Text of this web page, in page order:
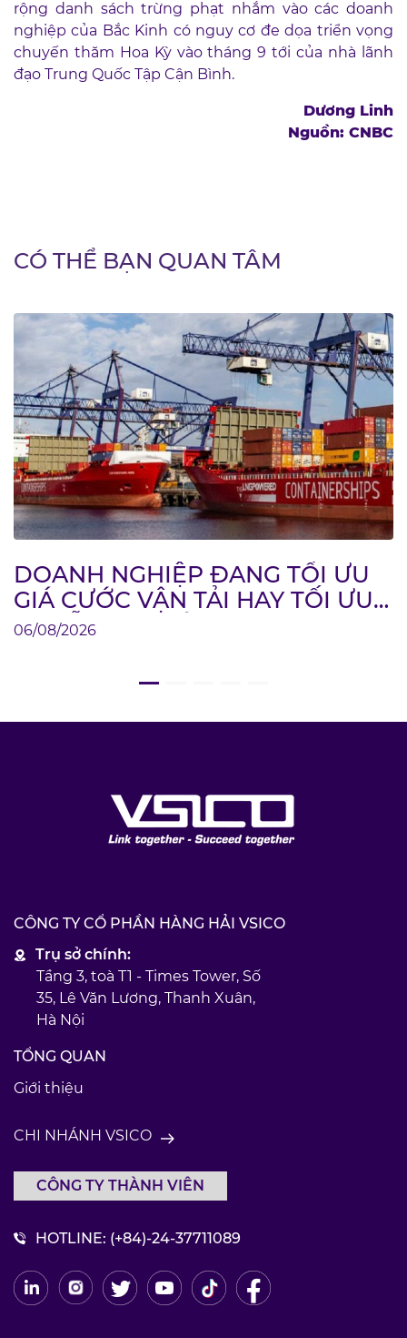
rộng danh sách trừng phạt nhắm vào các doanh
nghiệp của Bắc Kinh có nguy cơ đe dọa triển vọng
chuyến thăm Hoa Kỳ vào tháng 9 tới của nhà lãnh
đạo Trung Quốc Tập Cận Bình.
Dương Linh
Nguồn: CNBC
CÓ THỂ BẠN QUAN TÂM
DOANH NGHIỆP ĐANG TỐI ƯU
GIÁ CƯỚC VẬN TẢI HAY TỐI ƯU
CHUỖI CUNG ỨNG?
06/08/2026
CÔNG TY CỔ PHẦN HÀNG HẢI VSICO
Trụ sở chính:
Tầng 3, toà T1 - Times Tower, Số
35, Lê Văn Lương, Thanh Xuân,
Hà Nội
TỔNG QUAN
Giới thiệu
CHI NHÁNH VSICO
CÔNG TY THÀNH VIÊN
HOTLINE: (+84)-24-37711089